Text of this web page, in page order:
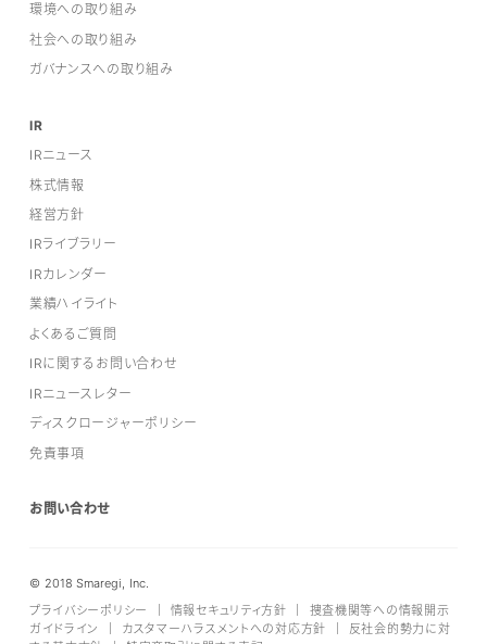
環境への取り組み
社会への取り組み
ガバナンスへの取り組み
IR
IRニュース
株式情報
経営方針
IRライブラリー
IRカレンダー
業績ハイライト
よくあるご質問
IRに関するお問い合わせ
IRニュースレター
ディスクロージャーポリシー
免責事項
お問い合わせ
© 2018 Smaregi, Inc.
プライバシーポリシー
情報セキュリティ方針
捜査機関等への情報開示
ガイドライン
カスタマーハラスメントへの対応方針
反社会的勢力に対